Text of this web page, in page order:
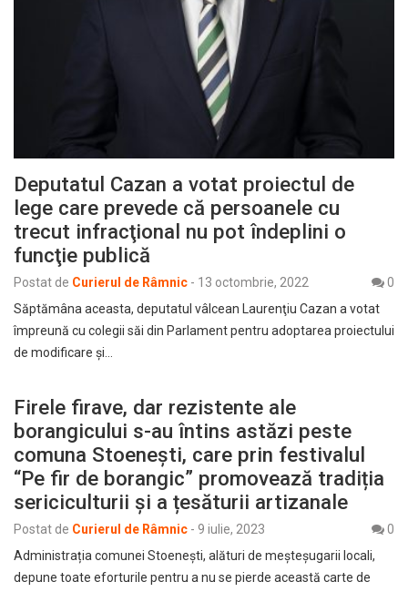
Deputatul Cazan a votat proiectul de
lege care prevede că persoanele cu
trecut infracţional nu pot îndeplini o
funcţie publică
Postat de Curierul de Râmnic - 13 octombrie, 2022
0
Săptămâna aceasta, deputatul vâlcean Laurenţiu Cazan a votat
împreună cu colegii săi din Parlament pentru adoptarea proiectului
de modificare şi…
Firele firave, dar rezistente ale
borangicului s-au întins astăzi peste
comuna Stoenești, care prin festivalul
“Pe fir de borangic” promovează tradiția
sericiculturii și a țesăturii artizanale
Postat de Curierul de Râmnic - 9 iulie, 2023
0
Administrația comunei Stoenești, alături de meșteșugarii locali,
depune toate eforturile pentru a nu se pierde această carte de